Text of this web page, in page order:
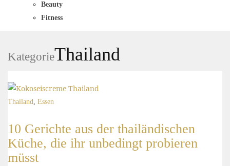
Beauty
Fitness
KategorieThailand
Thailand, Essen
10 Gerichte aus der thailändischen
Küche, die ihr unbedingt probieren
müsst